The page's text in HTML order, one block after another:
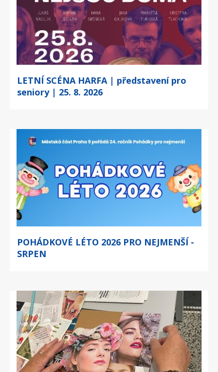
LETNÍ SCÉNA HARFA | představení pro
seniory | 25. 8. 2026
POHÁDKOVÉ LÉTO 2026 PRO NEJMENŠÍ -
SRPEN